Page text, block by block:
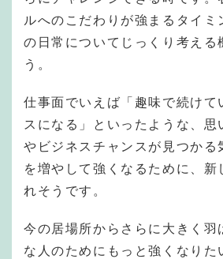
ルへのこだわりが強まるタイミ
の日常についてじっくり考える
う。
仕事面でいえば「趣味で続けて
スになる」といったような、思
やビジネスチャンスが見つかる
を増やして強くなるために、新
れそうです。
今の居場所からさらに大きく羽
な人のためにもっと強くなりた